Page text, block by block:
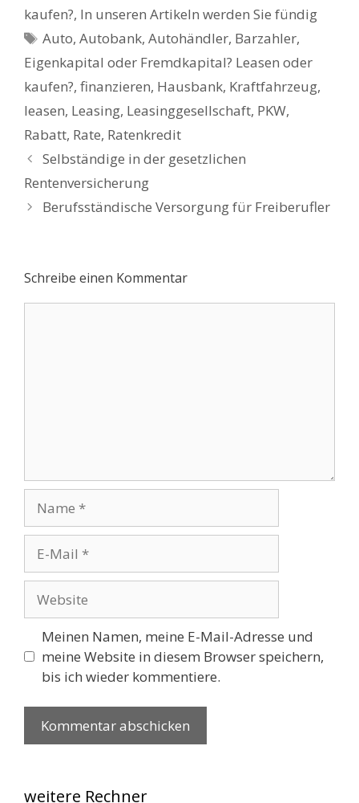
kaufen?, In unseren Artikeln werden Sie fündig
Schlagwörter
Auto,Autobank,Autohändler, Barzahler,
Eigenkapital oder Fremdkapital? Leasen oder
kaufen?, finanzieren, Hausbank, Kraftfahrzeug,
leasen, Leasing, Leasinggesellschaft, PKW,
Rabatt, Rate, Ratenkredit
Beitrags-
Navigation
Selbständige in der gesetzlichen
Rentenversicherung
Berufsständische Versorgung für Freiberufler
Schreibe einen Kommentar
Mail
Meinen Namen, meine E-Mail-Adresse und
meine Website in diesem Browser speichern,
bis ich wieder kommentiere.
weitere Rechner